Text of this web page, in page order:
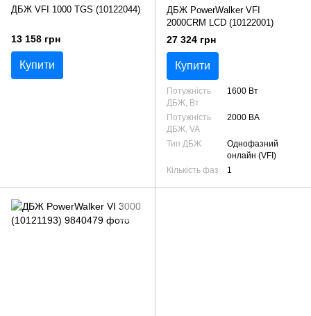
ДБЖ VFI 1000 TGS (10122044)
13 158 грн
Купити
ДБЖ PowerWalker VFI
2000CRM LCD (10122001)
27 324 грн
Купити
Потужність
ДБЖ, Вт
1600 Вт
Потужність
ДБЖ, VA
2000 ВА
Тип ДБЖ
Однофазний
онлайн (VFI)
Кількість фаз
1